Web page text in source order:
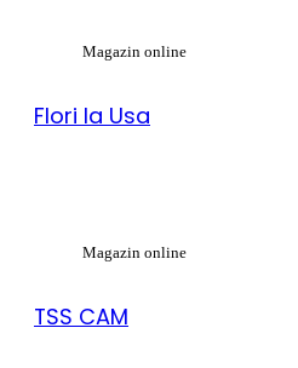
Magazin online
Flori la Usa
Magazin online
TSS CAM